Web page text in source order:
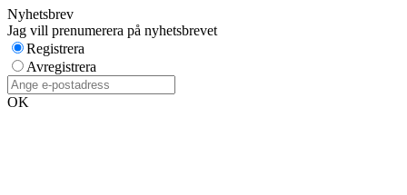
Nyhetsbrev
Jag vill prenumerera på nyhetsbrevet
Registrera
Avregistrera
OK